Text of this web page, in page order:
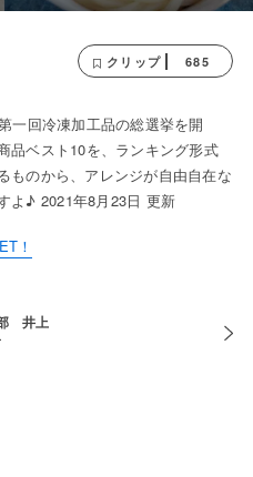
クリップ 685
一回冷凍加工品の総選挙を開
品ベスト10を、ランキング形式
ものから、アレンジが自由自在な
よ♪ 2021年8月23日 更新
！
井上